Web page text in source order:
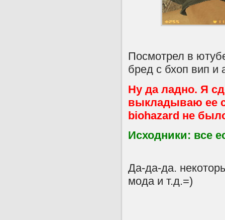
Посмотрел в
бред с бхоп вип и
Ну да ладно. Я
выкладываю ее
biohazard не
Исходники: все
Да-да-да.
мода и т.д.=)